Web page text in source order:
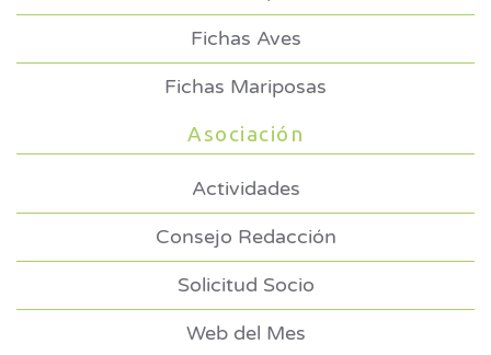
Fichas Aves
Fichas Mariposas
Asociación
Actividades
Consejo Redacción
Solicitud Socio
Web del Mes